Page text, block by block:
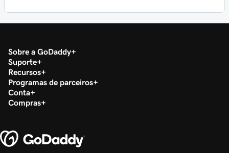
Sobre a GoDaddy
Suporte
Recursos
Programas de parceiros
Conta
Compras